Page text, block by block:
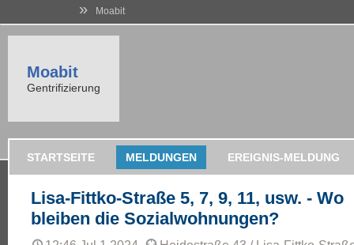
» Moabit
Moabit
Gentrifizierung
STARTSEITE MELDUNGEN EREIGNIS-MELDUNG
Lisa-Fittko-Straße 5, 7, 9, 11, usw. - Wo
bleiben die Sozialwohnungen?